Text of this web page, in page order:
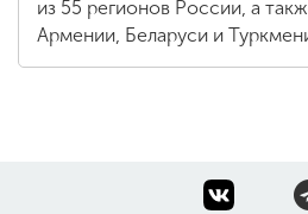
Мероприятие объединило
из 55 регионов России, а